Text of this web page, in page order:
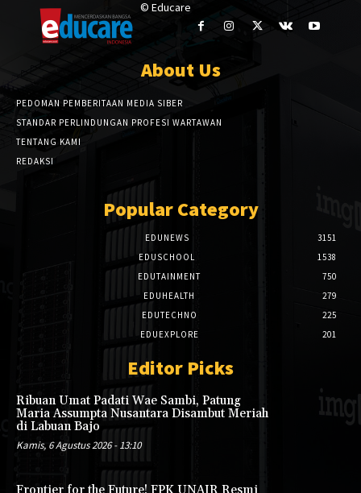
© Educare
About Us
PEDOMAN PEMBERITAAN MEDIA SIBER
STANDAR PERLINDUNGAN PROFESI WARTAWAN
TENTANG KAMI
REDAKSI
Popular Category
EDUNEWS
3151
EDUSCHOOL
1538
EDUTAINMENT
750
EDUHEALTH
279
EDUTECHNO
225
EDUEXPLORE
201
Editor Picks
Ribuan Umat Padati Wae Sambi, Patung
Maria Assumpta Nusantara Disambut Meriah
di Labuan Bajo
Kamis, 6 Agustus 2026 - 13:10